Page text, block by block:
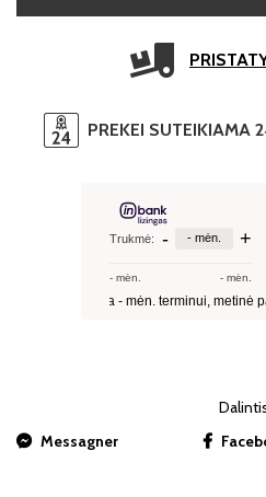
PREKEI SUTEIKIAMA
Messagner